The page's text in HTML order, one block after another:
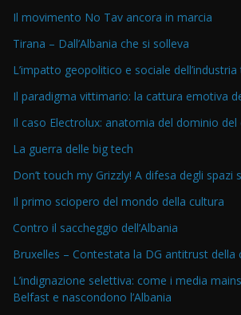
Il movimento No Tav ancora in marcia
Tirana – Dall’Albania che si solleva
L’impatto geopolitico e sociale
Il paradigma vittimario: la cattura emotiva
Il caso Electrolux: anatomia del dominio
La guerra delle big tech
Don’t touch my Grizzly! A difesa degli spazi
Il primo sciopero del mondo della cultura
Contro il saccheggio dell’Albania
Bruxelles – Contestata la DG antitrust della
L’indignazione selettiva: come i media
Belfast e nascondono l’Albania